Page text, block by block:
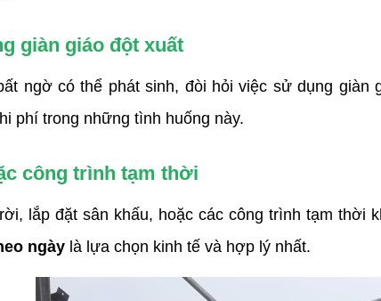
giàn giáo đột xuất
ngờ có thể phát sinh, đòi hỏi việc sử dụng giàn
phí trong những tình huống này.
công trình tạm thời
ngày là lựa chọn kinh tế và hợp lý nhất.